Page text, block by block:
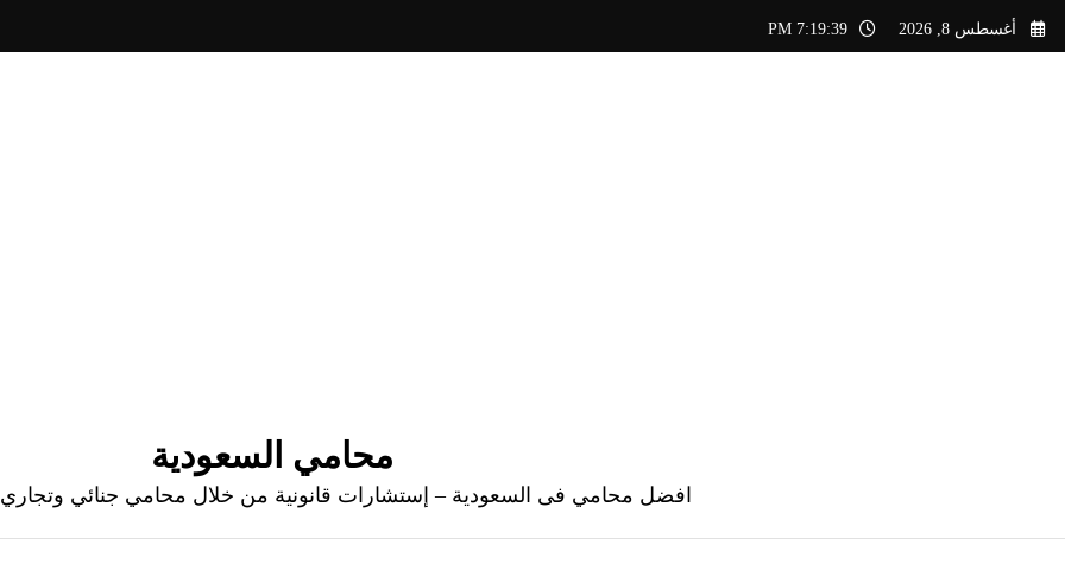
التجاوز
إلى
أغسطس 8, 2026 7:19:41 PM
محامي السعودية
افضل محامي فى السعودية – إستشارات قانونية من خلال محامي جنائي وتجاري